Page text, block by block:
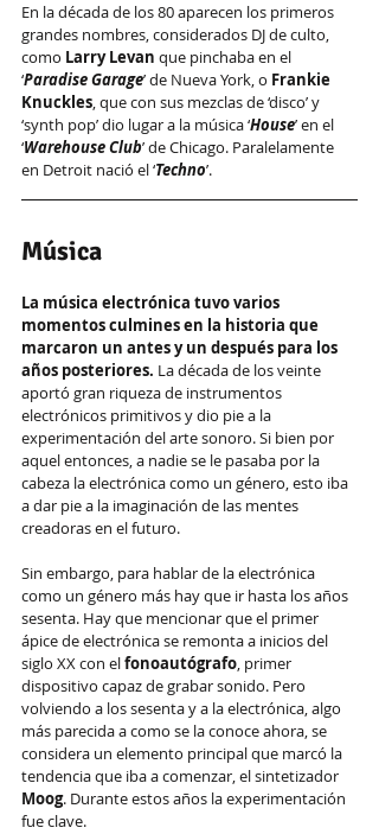
En la década de los 80 aparecen los primeros
grandes nombres, considerados DJ de culto,
como Larry Levan que pinchaba en el
‘Paradise Garage’ de Nueva York, o Frankie
Knuckles, que con sus mezclas de ‘disco’ y
‘synth pop’ dio lugar a la música ‘House’ en el
‘Warehouse Club’ de Chicago. Paralelamente
en Detroit nació el ‘Techno’.
Música
La música electrónica tuvo varios
momentos culmines en la historia que
marcaron un antes y un después para los
años posteriores. La década de los veinte
aportó gran riqueza de instrumentos
electrónicos primitivos y dio pie a la
experimentación del arte sonoro. Si bien por
aquel entonces, a nadie se le pasaba por la
cabeza la electrónica como un género, esto iba
a dar pie a la imaginación de las mentes
creadoras en el futuro.
Sin embargo, para hablar de la electrónica
como un género más hay que ir hasta los años
sesenta. Hay que mencionar que el primer
ápice de electrónica se remonta a inicios del
siglo XX con el fonoautógrafo, primer
dispositivo capaz de grabar sonido. Pero
volviendo a los sesenta y a la electrónica, algo
más parecida a como se la conoce ahora, se
considera un elemento principal que marcó la
tendencia que iba a comenzar, el sintetizador
Moog. Durante estos años la experimentación
fue clave.